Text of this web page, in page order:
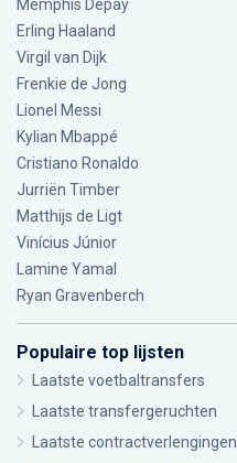
Memphis Depay
Erling Haaland
Virgil van Dijk
Frenkie de Jong
Lionel Messi
Kylian Mbappé
Cristiano Ronaldo
Jurriën Timber
Matthijs de Ligt
Vinícius Júnior
Lamine Yamal
Ryan Gravenberch
Populaire top lijsten
Laatste voetbaltransfers
Laatste transfergeruchten
Laatste contractverlengingen